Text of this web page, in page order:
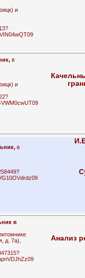
и
в
и
в
в
д. 7а),
Анализ